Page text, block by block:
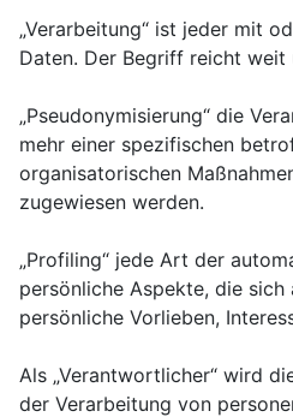
„Verarbeitung“ ist jeder mit
Daten. Der Begriff reicht
„Pseudonymisierung“ die
mehr einer spezifischen
organisatorischen
zugewiesen werden.
„Profiling“ jede Art der
persönliche Aspekte, die
persönliche Vorlieben,
Als „Verantwortlicher“ wird
der Verarbeitung von